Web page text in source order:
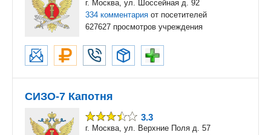
г. Москва, ул. Шоссейная д. 92
334 комментария от посетителей
627627 просмотров учреждения
СИЗО-7 Капотня
3.3
г. Москва, ул. Верхние Поля д. 57